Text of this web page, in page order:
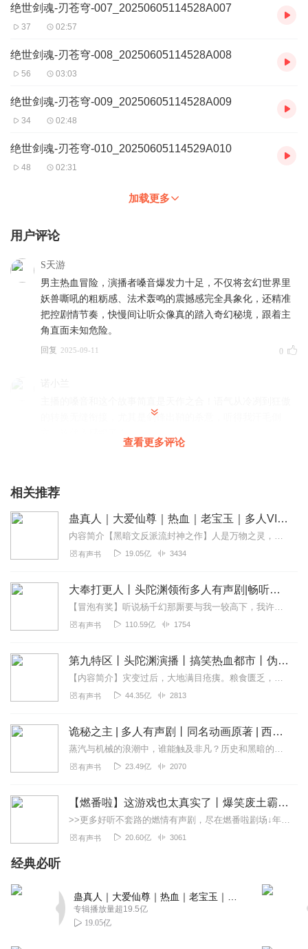
绝世剑魂-刃苍穹-007_20250605114528A007
37 02:57
绝世剑魂-刃苍穹-008_20250605114528A008
56 03:03
绝世剑魂-刃苍穹-009_20250605114528A009
34 02:48
绝世剑魂-刃苍穹-010_20250605114529A010
48 02:31
加载更多
用户评论
S天游
男主热血冒险，演播者嗓音爆发力十足，不仅将玄幻世界里
妖兽嘶吼的粗粝感、法术轰鸣的震撼感完全具象化，还精准
把控剧情节奏，快慢间让听众像真的踏入奇幻秘境，跟着主
角直面未知危险。
回复 2025-09-11 0
的转换无缝衔接，尤其是剑锋出鞘的杀意，听得我汗毛倒
青橙晓鱼
频魅力，声音效果极佳，且主播们的情感非常投入。看得出
制作团队的用心，专辑本身制作精良，值得推荐。
2025-09-02
查看更多评论
相关推荐
蛊真人｜大爱仙尊｜热血｜老宝玉｜多人VIP免费有声剧
内容简介【黑暗文反派流封神之作】人是万物之灵，蛊是天地真精。一个穿越者不断重生的故事。一个养蛊、炼蛊、用蛊的奇特世界。配音组（男角色）老宝玉旁白...
有声书 19.05亿 3434
大奉打更人丨头陀渊领衔多人有声剧|畅听全集|王鹤棣、田曦薇主演影视剧原著|卖报小郎君
【冒泡有奖】听说杨千幻那厮要与我一较高下，我许七安要开始装叉了！快进入声音播放页戳下方输入框，冒个泡偷偷告诉我，我要用哪些诗词才能胜过他？说得好的，有赏！202...
有声书 110.59亿 1754
第九特区丨头陀渊演播丨搞笑热血都市丨伪戒丨VIP免费多人有声剧
【内容简介】灾变过后，大地满目疮痍。粮食匮乏，资源紧俏，局势混乱……一位从待规划区杀出来的青年，背对着漫天黄沙，孤身来到九区谋生，却不曾想偶然结识三五好友，一念...
有声书 44.35亿 2813
诡秘之主 | 多人有声剧丨同名动画原著 | 西幻克苏鲁 | 乌贼作品
蒸汽与机械的浪潮中，谁能触及非凡？历史和黑暗的迷雾里，又是谁在耳语？我从诡秘中醒来，睁眼看见这个世界：枪械，大炮，巨舰，飞空艇，差分机；魔药，占卜，诅咒，倒吊人...
有声书 23.49亿 2070
【燃番啦】这游戏也太真实了丨爆笑废土霸榜神作丨紫襟剧社制作
>>更多好听不套路的燃情有声剧，尽在燃番啦剧场↓年度重磅推荐本专辑为VIP免费专辑每天上午10点5集更新，订阅可以听到最新内容哦！每周抽一个专辑五星优质评论送...
有声书 20.60亿 3061
经典必听
专辑播放量超19.5亿
19.05亿